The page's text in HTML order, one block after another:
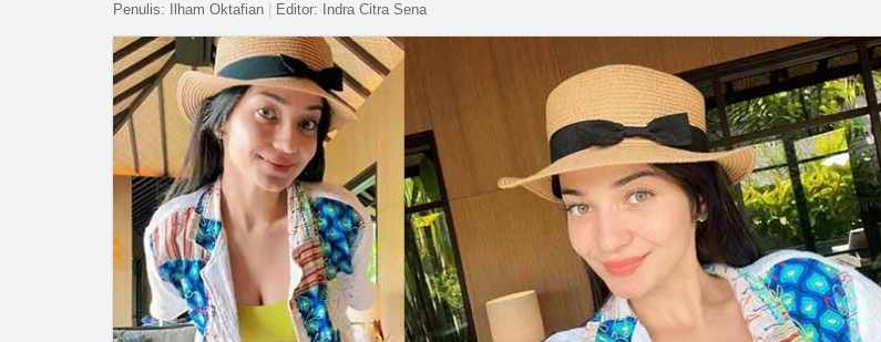
Penulis:
Ilham Oktafian Editor: Indra Citra Sena